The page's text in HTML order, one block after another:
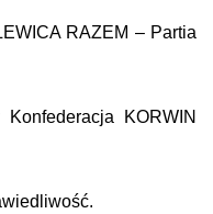
RAZEM – Partia
KORWIN